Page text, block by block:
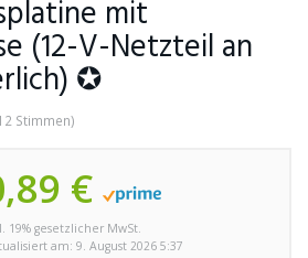
mit
(12-V-Netzteil an
✪
Stimmen)
€
19% gesetzlicher MwSt.
am: 9. August 2026 5:37